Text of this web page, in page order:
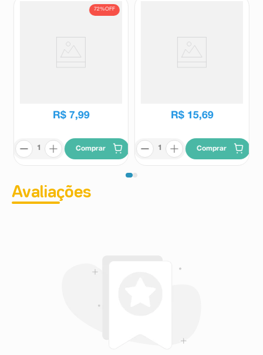
72%OFF
R$ 7,99
Comprar
R$ 15,69
Comprar
Avaliações